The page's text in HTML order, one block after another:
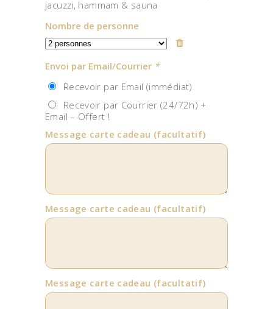
jacuzzi, hammam & sauna
Nombre de personne
Envoi par Email/Courrier *
Recevoir par Email (immédiat)
Recevoir par Courrier (24/72h) +
Email – Offert !
Message carte cadeau (facultatif)
Message carte cadeau (facultatif)
Message carte cadeau (facultatif)